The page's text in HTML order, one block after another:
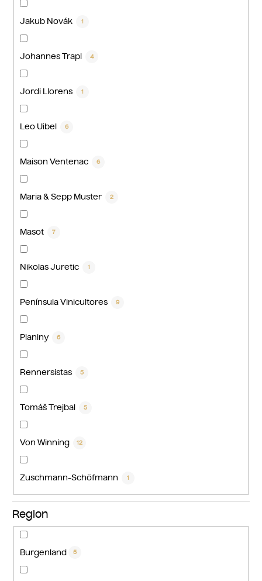
Jakub Novák 1
Johannes Trapl 4
Jordi Llorens 1
Leo Uibel 6
Maison Ventenac 6
Maria & Sepp Muster 2
Masot 7
Nikolas Juretic 1
Península Vinicultores 9
Planiny 6
Rennersistas 5
Tomáš Trejbal 5
Von Winning 12
Zuschmann-Schöfmann 1
Region
Burgenland 5